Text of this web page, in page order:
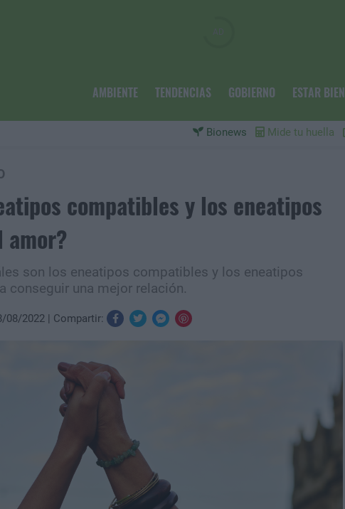
AMBIENTE TENDENCIAS GOBIERNO ESTAR BIEN
Bionews Mide tu huella
compatibles y los eneatipos
amor?
son los eneatipos compatibles y los eneatipos
conseguir una mejor relación.
08/2022 Compartir: